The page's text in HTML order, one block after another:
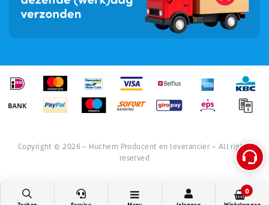
0
Copyright © 2026 - Huchem Producent en leverancier - All rights
reserved